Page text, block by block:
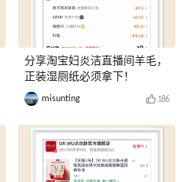
分享淘宝妇炎洁直播间羊毛，
正装湿厕纸必须拿下！
misunting 186